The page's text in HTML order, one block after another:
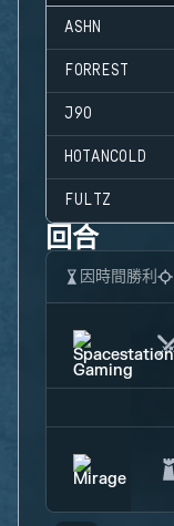
ASHN
FORREST
J9O
HOTANCOLD
FULTZ
回合
因時間勝利